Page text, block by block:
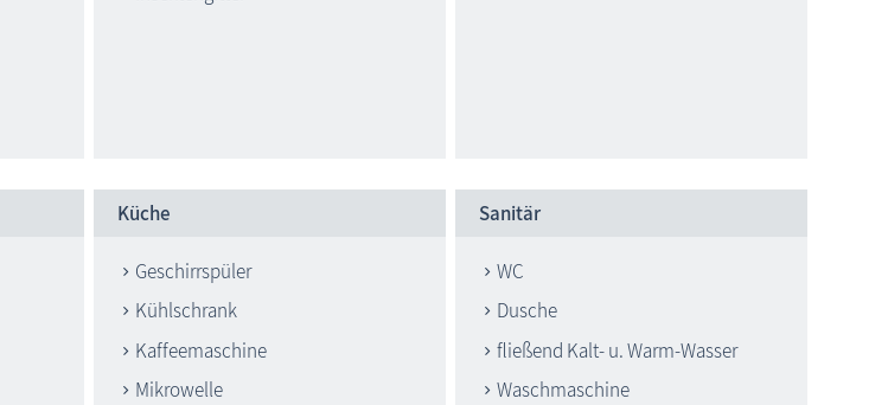
Küche
Geschirrspüler
Kühlschrank
Kaffeemaschine
Mikrowelle
Sanitär
WC
Dusche
fließend Kalt- u. Warm-Wasser
Waschmaschine